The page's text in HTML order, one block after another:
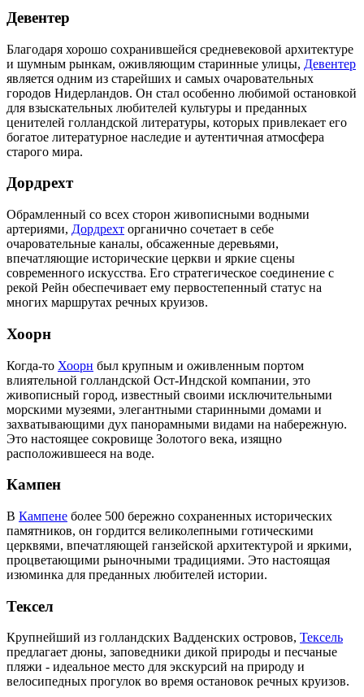
Девентер
Благодаря хорошо сохранившейся средневековой архитектуре
и шумным рынкам, оживляющим старинные улицы, Девентер
является одним из старейших и самых очаровательных
городов Нидерландов. Он стал особенно любимой остановкой
для взыскательных любителей культуры и преданных
ценителей голландской литературы, которых привлекает его
богатое литературное наследие и аутентичная атмосфера
старого мира.
Дордрехт
Обрамленный со всех сторон живописными водными
артериями, Дордрехт органично сочетает в себе
очаровательные каналы, обсаженные деревьями,
впечатляющие исторические церкви и яркие сцены
современного искусства. Его стратегическое соединение с
рекой Рейн обеспечивает ему первостепенный статус на
многих маршрутах речных круизов.
Хоорн
Когда-то Хоорн был крупным и оживленным портом
влиятельной голландской Ост-Индской компании, это
живописный город, известный своими исключительными
морскими музеями, элегантными старинными домами и
захватывающими дух панорамными видами на набережную.
Это настоящее сокровище Золотого века, изящно
расположившееся на воде.
Кампен
В Кампене более 500 бережно сохраненных исторических
памятников, он гордится великолепными готическими
церквями, впечатляющей ганзейской архитектурой и яркими,
процветающими рыночными традициями. Это настоящая
изюминка для преданных любителей истории.
Тексел
Крупнейший из голландских Вадденских островов, Тексель
предлагает дюны, заповедники дикой природы и песчаные
пляжи - идеальное место для экскурсий на природу и
велосипедных прогулок во время остановок речных круизов.